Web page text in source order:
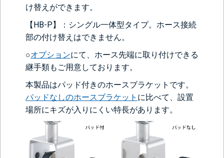
け替えができます。
【HB-P】：シングル一体型タイプ。ホース接続
部の付け替えはできません。
○オプションにて、ホース先端に取り付けできる
継手類もご用意しております。
本製品はパッド付きのホースブラケットです。
パッドなしのホースブラケット に比べて、設置
場所にキズが入りにくい特長があります。